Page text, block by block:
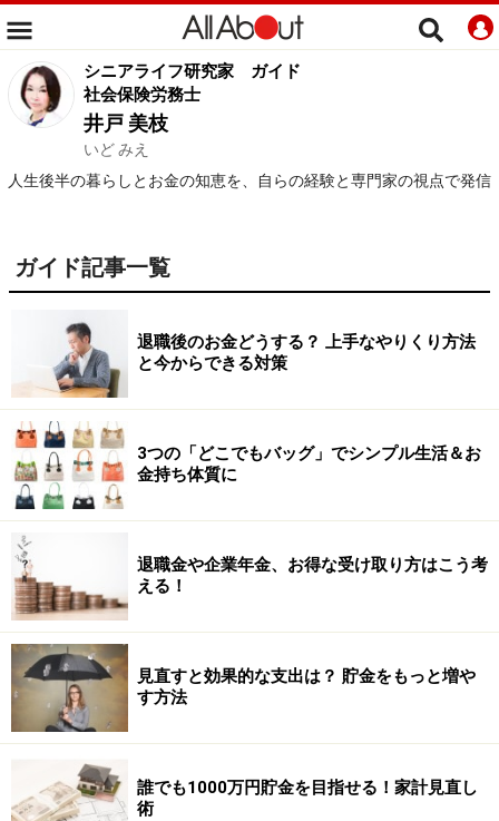
シニアライフ研究家
ガイド
社会保険労務士
井戸 美枝
いど みえ
人生後半の暮らしとお金の知恵を、自らの経験と専門家の視点で発信
ガイド記事一覧
退職後のお金どうする？ 上手なやりくり方法
と今からできる対策
3つの「どこでもバッグ」でシンプル生活＆お
金持ち体質に
退職金や企業年金、お得な受け取り方はこう考
える！
見直すと効果的な支出は？ 貯金をもっと増や
す方法
誰でも1000万円貯金を目指せる！家計見直し
術